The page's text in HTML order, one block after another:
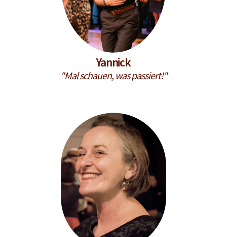
Yannick
"Mal schauen, was passiert!"